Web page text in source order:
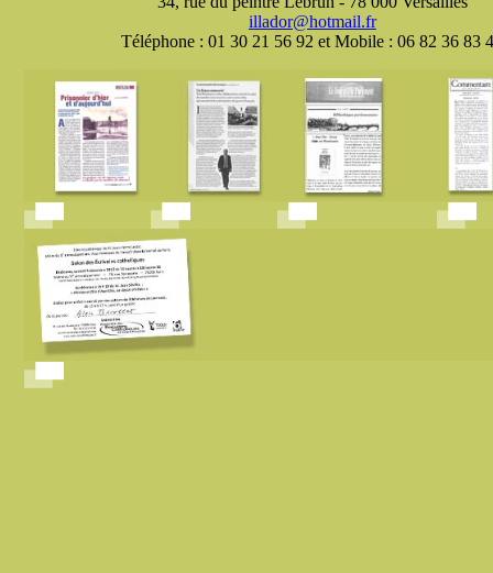
illador@hotmail.fr
Téléphone : 01 30 21 56 92 et Mobile : 06 82 36 83